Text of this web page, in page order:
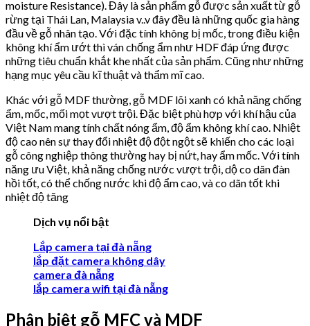
moisture Resistance). Đây là sản phẩm gỗ được sản xuất từ gỗ
rừng tại Thái Lan, Malaysia v..v đây đều là những quốc gia hàng
đầu về gỗ nhân tạo. Với đặc tính không bị mốc, trong điều kiện
không khí ẩm ướt thì ván chống ẩm như HDF đáp ứng được
những tiêu chuẩn khắt khe nhất của sản phẩm. Cũng như những
hạng mục yêu cầu kĩ thuật và thẩm mĩ cao.
Khác với gỗ MDF thường, gỗ MDF lõi xanh có khả năng chống
ẩm, mốc, mối mọt vượt trội. Đặc biệt phù hợp với khí hậu của
Việt Nam mang tính chất nóng ẩm, độ ẩm không khí cao. Nhiệt
độ cao nên sự thay đổi nhiệt độ đột ngột sẽ khiến cho các loại
gỗ công nghiệp thông thường hay bị nứt, hay ẩm mốc. Với tính
năng ưu Việt, khả năng chống nước vượt trội, dộ co dãn đàn
hồi tốt, có thể chống nước khi độ ẩm cao, và co dãn tốt khi
nhiệt độ tăng
Dịch vụ nổi bật
Lắp camera tại đà nẵng
lắp đặt camera không dây
camera đà nẵng
lắp camera wifi tại đà nẵng
Phân biệt gỗ MFC và MDF